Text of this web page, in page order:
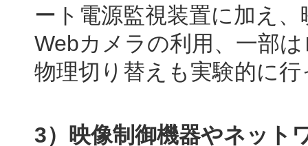
ート電源監視装置に加え
Webカメラの利用、一部
物理切り替えも実験的に
3）映像制御機器やネット